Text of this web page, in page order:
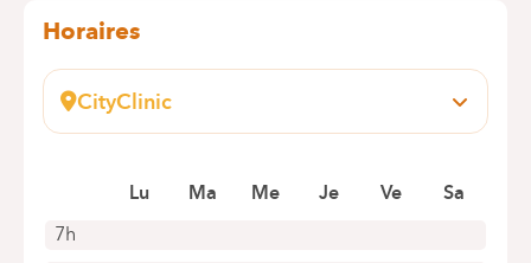
Horaires
CityClinic
Avenue Louise, 235 B
+32 2 434 20 00
Rendez-vous uniquement par téléphone
7h
Lu Ma Me Je Ve Sa